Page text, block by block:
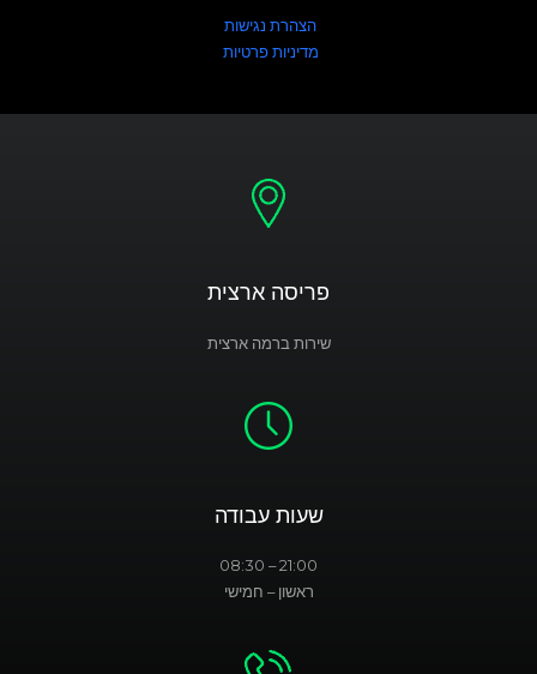
הצהרת נגישות
מדיניות פרטיות
פריסה ארצית
שירות ברמה ארצית
שעות עבודה
21:00 – 08:30
ראשון – חמישי